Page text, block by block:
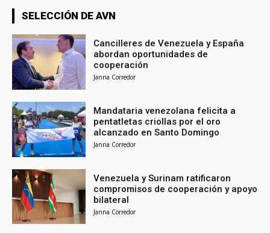
SELECCIÓN DE AVN
Cancilleres de Venezuela y España
abordan oportunidades de
cooperación
Janna Corredor
Mandataria venezolana felicita a
pentatletas criollas por el oro
alcanzado en Santo Domingo
Janna Corredor
Venezuela y Surinam ratificaron
compromisos de cooperación y apoyo
bilateral
Janna Corredor